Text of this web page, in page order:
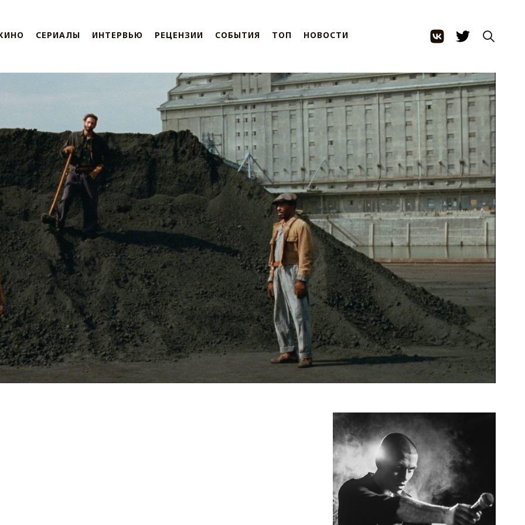
СЕРИАЛЫ ИНТЕРВЬЮ РЕЦЕНЗИИ СОБЫТИЯ ТОП НОВОСТИ